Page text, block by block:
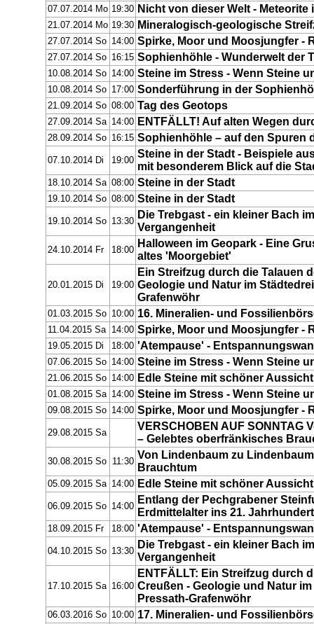
07.07.2014 Mo 19:30 Nicht von dieser Welt - Meteorite
21.07.2014 Mo 19:30 Mineralogisch-geologische
27.07.2014 So 14:00 Spirke, Moor und Moosjungfer -
27.07.2014 So 16:15 Sophienhöhle - Wunderwelt der
10.08.2014 So 14:00 Steine im Stress - Wenn Steine
10.08.2014 So 17:00 Sonderführung in der
21.09.2014 So 08:00 Tag des Geotops
27.09.2014 Sa 14:00 ENTFÄLLT! Auf alten Wegen
28.09.2014 So 16:15 Sophienhöhle – auf den Spuren
07.10.2014 Di 19:00
Steine in der Stadt - Beispiele
mit besonderem Blick auf die
18.10.2014 Sa 08:00 Steine in der Stadt
19.10.2014 So 08:00 Steine in der Stadt
19.10.2014 So 13:30
Die Trebgast - ein kleiner Bach
Vergangenheit
24.10.2014 Fr 18:00
Halloween im Geopark - Eine
altes 'Moorgebiet'
20.01.2015 Di 19:00
Ein Streifzug durch die Talauen
Geologie und Natur im
Grafenwöhr
01.03.2015 So 10:00 16. Mineralien- und
11.04.2015 Sa 14:00 Spirke, Moor und Moosjungfer -
19.05.2015 Di 18:00 'Atempause' -
07.06.2015 So 14:00 Steine im Stress - Wenn Steine
21.06.2015 So 14:00 Edle Steine mit schöner Aussicht
01.08.2015 Sa 14:00 Steine im Stress - Wenn Steine
09.08.2015 So 14:00 Spirke, Moor und Moosjungfer -
29.08.2015 Sa
VERSCHOBEN AUF SONNTAG
– Gelebtes oberfränkisches
30.08.2015 So 11:30
Von Lindenbaum zu
Brauchtum
05.09.2015 Sa 14:00 Edle Steine mit schöner Aussicht
06.09.2015 So 14:00
Entlang der Pechgrabener
Erdmittelalter ins 21. Jahrhundert
18.09.2015 Fr 18:00 'Atempause' -
04.10.2015 So 13:30
Die Trebgast - ein kleiner Bach
Vergangenheit
17.10.2015 Sa 16:00
ENTFÄLLT: Ein Streifzug durch
Creußen - Geologie und Natur
Pressath-Grafenwöhr
06.03.2016 So 10:00 17. Mineralien- und